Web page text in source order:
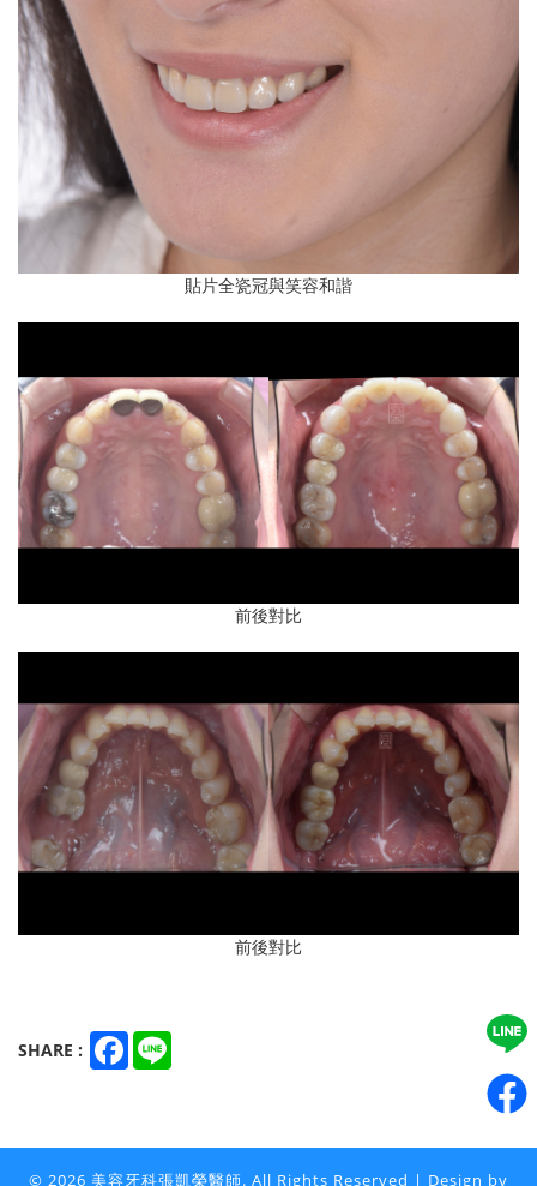
貼片全瓷冠與笑容和諧
前後對比
前後對比
SHARE : Facebook
© 2026 美容牙科張凱榮醫師. All Rights Reserved | Design by